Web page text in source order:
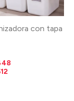
con tapa